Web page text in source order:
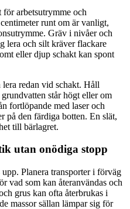
för arbetsutrymme och
runt om är vanligt,
Gräv i nivåer och
lera och silt kräver flackare
eller djup schakt kan spont
redan vid schakt. Håll
står högt eller om
fortlöpande med laser och
på den färdiga botten. En slät,
till bärlagret.
utan onödiga stopp
Planera transporter i förväg
vad som kan återanvändas och
grus kan ofta återbrukas i
massor sällan lämpar sig för